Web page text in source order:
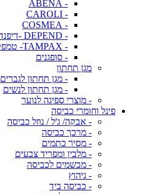
- ABENA
- CAROLI
- COSMEA
- DEPEND -דיפנד
- TAMPAX- טמפקס
- סופגנים
מגן תחתון
- מגן תחתון לגברים
- מגן תחתון לנשים
- מוצרי ספיגה לנוער
פינל וחומרי כביסה
- אבקה/ ג'ל / נוזל כביסה
- מרכך כביסה
- מסיר כתמים
- מלבין ומפריד צבעים
- מבשמים לכביסה
- גיהוץ
- כביסה ביד